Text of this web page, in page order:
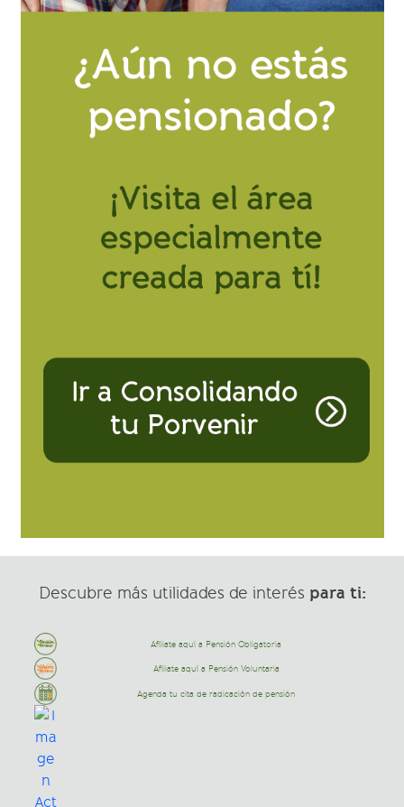
Descubre más utilidades de interés para ti:
Afíliate aquí a Pensión Obligatoria
Afíliate aquí a Pensión Voluntaria
Agenda tu cita de radicación de pensión